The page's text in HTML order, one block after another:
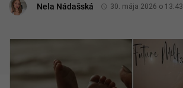
Nela Nádašská 30. mája 2026 o 13:43